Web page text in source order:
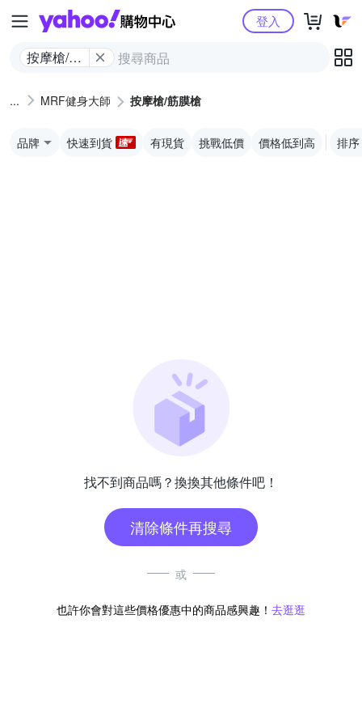
Yahoo購物中心
按摩槍/筋
登入
MRF健身大師 按摩槍/筋膜槍
品牌 快速到貨 有現貨 挑戰低價 價格低到高 排序
找不到商品嗎？換換其他條件吧！
清除條件再搜尋
或
也許你會對這些價格優惠中的商品感興趣！ 去逛逛